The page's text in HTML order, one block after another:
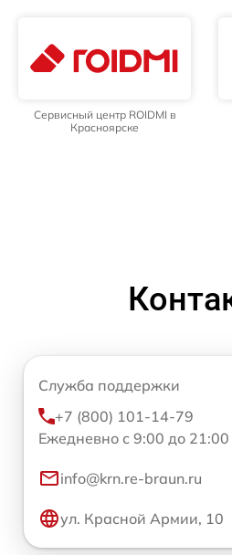
Сервисный центр ROIDMI в
Красноярске
Служба поддержки
+7 (800) 101-14-79
Ежедневно с 9:00 до 21:00
info@krn.re-braun.ru
ул. Красной Армии, 10